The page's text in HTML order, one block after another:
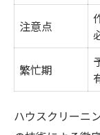
注意点
繁忙期
ハウスクリーニ